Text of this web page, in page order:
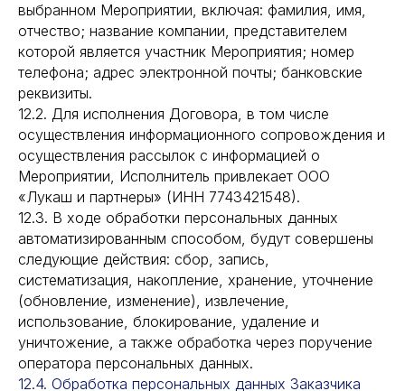
выбранном Мероприятии, включая: фамилия, имя,
отчество; название компании, представителем
которой является участник Мероприятия; номер
телефона; адрес электронной почты; банковские
реквизиты.
12.2. Для исполнения Договора, в том числе
осуществления информационного сопровождения и
осуществления рассылок с информацией о
Мероприятии, Исполнитель привлекает ООО
«Лукаш и партнеры» (ИНН 7743421548).
12.3. В ходе обработки персональных данных
автоматизированным способом, будут совершены
следующие действия: сбор, запись,
систематизация, накопление, хранение, уточнение
(обновление, изменение), извлечение,
использование, блокирование, удаление и
уничтожение, а также обработка через поручение
оператора персональных данных.
12.4. Обработка персональных данных Заказчика